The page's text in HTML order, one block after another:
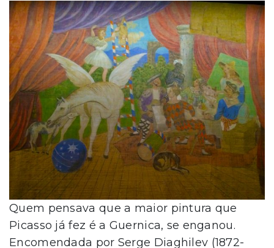
Quem pensava que a maior pintura que
Picasso já fez é a Guernica, se enganou.
Encomendada por Serge Diaghilev (1872-